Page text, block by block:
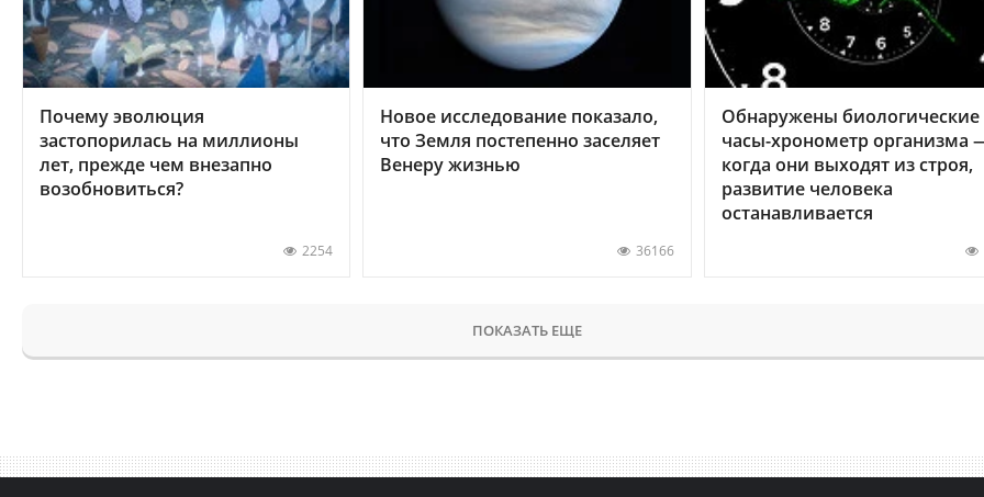
Почему эволюция
застопорилась на миллионы
лет, прежде чем внезапно
возобновиться?
2254
Новое исследование показало,
что Земля постепенно заселяет
Венеру жизнью
36166
Обнаружены биологические
часы-хронометр организма
когда они выходят из строя,
развитие человека
останавливается
ПОКАЗАТЬ ЕЩЕ